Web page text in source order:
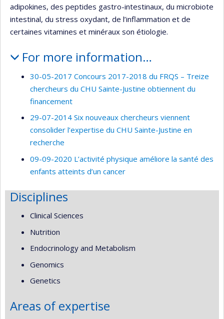
adipokines, des peptides gastro-intestinaux, du microbiote
intestinal, du stress oxydant, de l’inflammation et de
certaines vitamines et minéraux son étiologie.
For more information…
30-05-2017 Concours 2017-2018 du FRQS – Treize
chercheurs du CHU Sainte-Justine obtiennent du
financement
29-07-2014 Six nouveaux chercheurs viennent
consolider l’expertise du CHU Sainte-Justine en
recherche
09-09-2020 L’activité physique améliore la santé des
enfants atteints d’un cancer
Disciplines
Clinical Sciences
Nutrition
Endocrinology and Metabolism
Genomics
Genetics
Areas of expertise